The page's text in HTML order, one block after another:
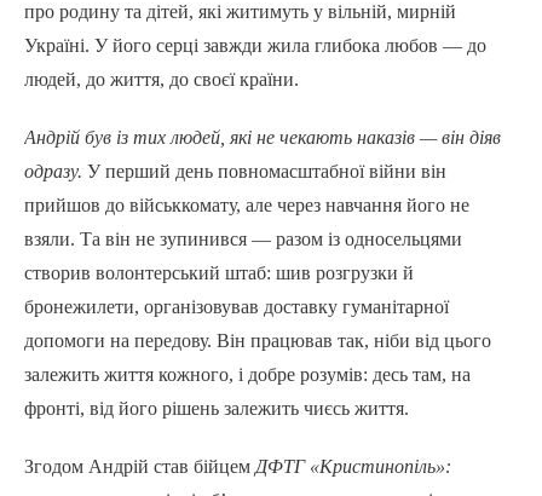
про родину та дітей, які житимуть у вільній, мирній
Україні. У його серці завжди жила глибока любов — до
людей, до життя, до своєї країни.
Андрій був із тих людей, які не чекають наказів — він діяв
одразу. У перший день повномасштабної війни він
прийшов до військкомату, але через навчання його не
взяли. Та він не зупинився — разом із односельцями
створив волонтерський штаб: шив розгрузки й
бронежилети, організовував доставку гуманітарної
допомоги на передову. Він працював так, ніби від цього
залежить життя кожного, і добре розумів: десь там, на
фронті, від його рішень залежить чиєсь життя.
Згодом Андрій став бійцем ДФТГ «Кристинопіль»: